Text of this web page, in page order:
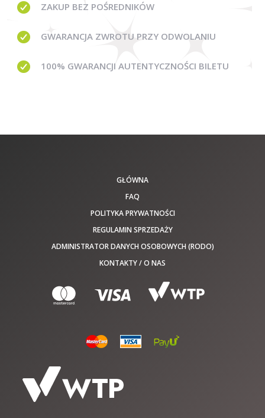
ZAKUP BEZ POŚREDNIKÓW
GWARANCJA ZWROTU PRZY ODWOLANIU
100% GWARANCJI AUTENTYCZNOŚCI BILETU
GŁÓWNA
FAQ
POLITYKA PRYWATNOŚCI
REGULAMIN SPRZEDAŻY
ADMINISTRATOR DANYCH OSOBOWYCH (RODO)
KONTAKTY / O NAS